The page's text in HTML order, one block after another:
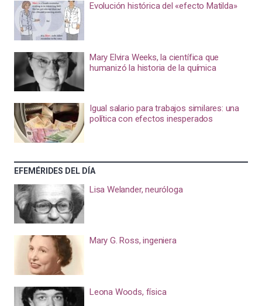
Evolución histórica del «efecto Matilda»
Mary Elvira Weeks, la científica que
humanizó la historia de la química
Igual salario para trabajos similares: una
política con efectos inesperados
EFEMÉRIDES DEL DÍA
Lisa Welander, neuróloga
Mary G. Ross, ingeniera
Leona Woods, física